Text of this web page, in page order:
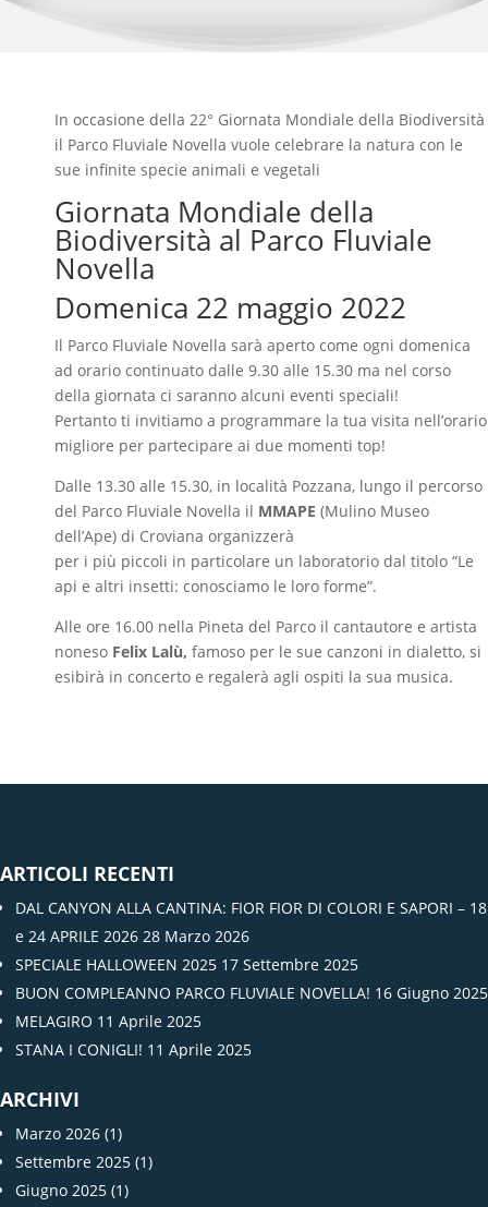
In occasione della 22° Giornata Mondiale della Biodiversità
il Parco Fluviale Novella vuole celebrare la natura con le
sue infinite specie animali e vegetali
Giornata Mondiale della
Biodiversità al Parco Fluviale
Novella
Domenica 22 maggio 2022
Il Parco Fluviale Novella sarà aperto come ogni domenica
ad orario continuato dalle 9.30 alle 15.30 ma nel corso
della giornata ci saranno alcuni eventi speciali!
Pertanto ti invitiamo a programmare la tua visita nell’orario
migliore per partecipare ai due momenti top!
Dalle 13.30 alle 15.30, in località Pozzana, lungo il percorso
del Parco Fluviale Novella il MMAPE (Mulino Museo
dell’Ape) di Croviana organizzerà
per i più piccoli in particolare un laboratorio dal titolo “Le
api e altri insetti: conosciamo le loro forme”.
Alle ore 16.00 nella Pineta del Parco il cantautore e artista
noneso Felix Lalù, famoso per le sue canzoni in dialetto, si
esibirà in concerto e regalerà agli ospiti la sua musica.
ARTICOLI RECENTI
DAL CANYON ALLA CANTINA: FIOR FIOR DI COLORI E SAPORI – 18
e 24 APRILE 2026 28 Marzo 2026
SPECIALE HALLOWEEN 2025 17 Settembre 2025
BUON COMPLEANNO PARCO FLUVIALE NOVELLA! 16 Giugno 2025
MELAGIRO 11 Aprile 2025
STANA I CONIGLI! 11 Aprile 2025
ARCHIVI
Marzo 2026 (1)
Settembre 2025 (1)
Giugno 2025 (1)